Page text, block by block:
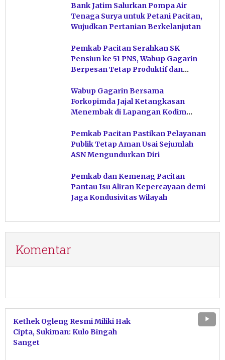
Bank Jatim Salurkan Pompa Air
Tenaga Surya untuk Petani Pacitan,
Wujudkan Pertanian Berkelanjutan
Pemkab Pacitan Serahkan SK
Pensiun ke 51 PNS, Wabup Gagarin
Berpesan Tetap Produktif dan
Wabup Gagarin Bersama
Forkopimda Jajal Ketangkasan
Menembak di Lapangan Kodim
Pemkab Pacitan Pastikan Pelayanan
Publik Tetap Aman Usai Sejumlah
ASN Mengundurkan Diri
Pemkab dan Kemenag Pacitan
Pantau Isu Aliran Kepercayaan demi
Jaga Kondusivitas Wilayah
Komentar
Kethek Ogleng Resmi Miliki Hak
Cipta, Sukiman: Kulo Bingah
Sanget